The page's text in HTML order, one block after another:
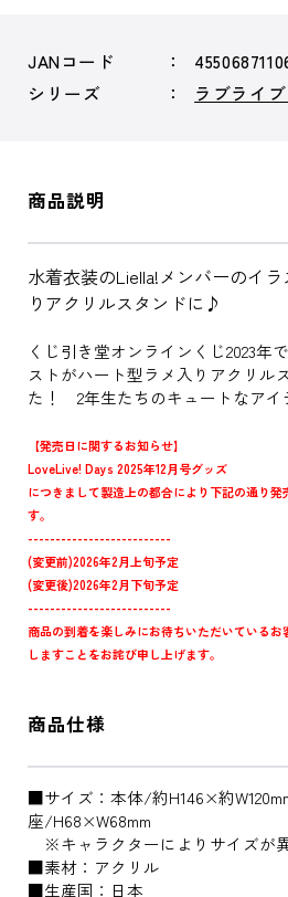
JANコード
シリーズ
ラブライ
商品説明
水着衣装のLiella!メンバーのイ
りアクリルスタンドに♪
くじ引き堂オンラインくじ2023年
ストがハート型ラメ入りアクリル
た！ 2年生たちのキュートなア
【発売日に関するお知らせ】
LoveLive! Days 2025年12月号グッズ
につきまして製造上の都合により下記の通り
す。
--------------------------
(変更前)2026年2月上旬予定
(変更後)2026年2月下旬予定
--------------------------
商品の到着を楽しみにお待ちいただいている
しますことをお詫び申し上げます。
商品仕様
■サイズ：本体/約H146×約
座/H68×W68mm
※キャラクターによりサイズが
■素材：アクリル
■生産国：日本